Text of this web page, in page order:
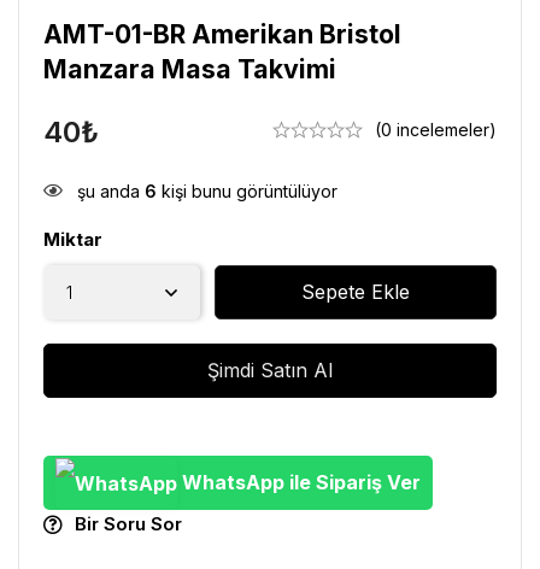
AMT-01-BR Amerikan Bristol
Manzara Masa Takvimi
40₺ (0 incelemeler)
şu anda 6 kişi bunu görüntülüyor
Miktar
Sepete Ekle
Şimdi Satın Al
WhatsApp ile Sipariş Ver
Bir Soru Sor